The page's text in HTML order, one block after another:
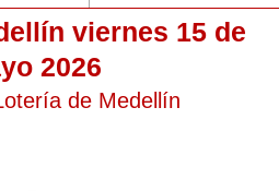
viernes 15 de
2026
de Medellín